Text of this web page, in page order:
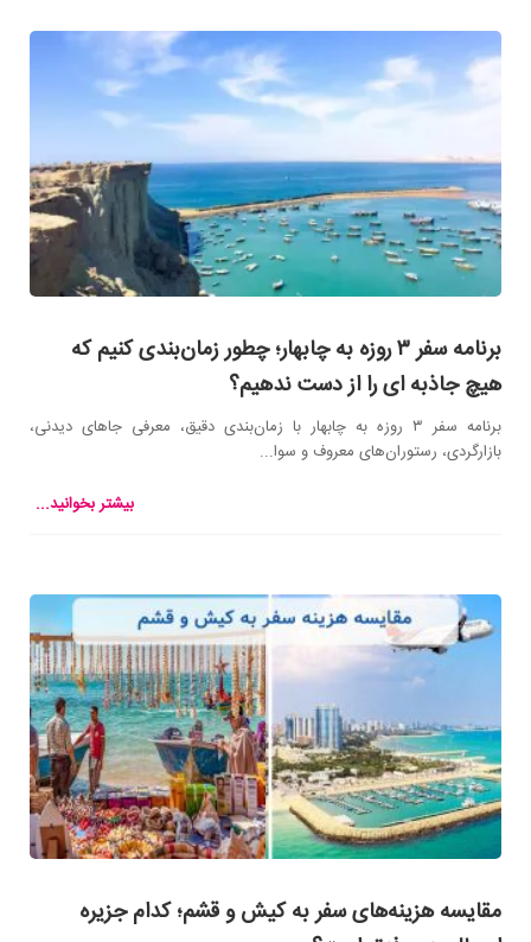
برنامه سفر ۳ روزه به چابهار؛ چطور زمان‌بندی کنیم که
هیچ جاذبه ای را از دست ندهیم؟
برنامه سفر ۳ روزه به چابهار با زمان‌بندی دقیق، معرفی جاهای دیدنی،
بازارگردی، رستوران‌های معروف و سوا...
بیشتر بخوانید...
مقایسه هزینه‌های سفر به کیش و قشم؛ کدام جزیره